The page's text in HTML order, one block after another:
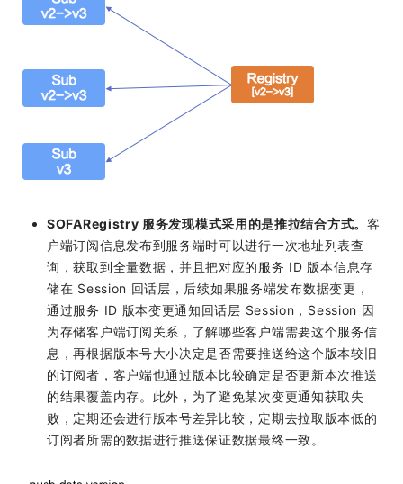
SOFARegistry 服务发现模式采用的是推拉结合方式。 客
户端订阅信息发布到服务端时可以进行一次地址列表查
询，获取到全量数据，并且把对应的服务 ID 版本信息存
储在 Session 回话层，后续如果服务端发布数据变更，
通过服务 ID 版本变更通知回话层 Session，Session 因
为存储客户端订阅关系，了解哪些客户端需要这个服务信
息，再根据版本号大小决定是否需要推送给这个版本较旧
的订阅者，客户端也通过版本比较确定是否更新本次推送
的结果覆盖内存。此外，为了避免某次变更通知获取失
败，定期还会进行版本号差异比较，定期去拉取版本低的
订阅者所需的数据进行推送保证数据最终一致。